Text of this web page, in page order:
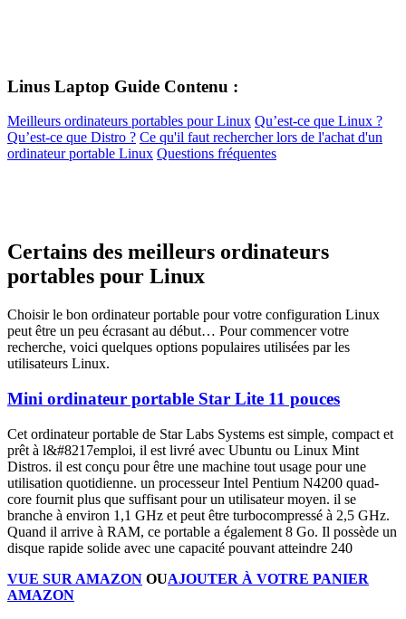
Linus Laptop Guide Contenu :
Meilleurs ordinateurs portables pour Linux Qu’est-ce que Linux ?
Qu’est-ce que Distro ? Ce qu'il faut rechercher lors de l'achat d'un
ordinateur portable Linux Questions fréquentes
Certains des meilleurs ordinateurs
portables pour Linux
Choisir le bon ordinateur portable pour votre configuration Linux
peut être un peu écrasant au début… Pour commencer votre
recherche, voici quelques options populaires utilisées par les
utilisateurs Linux.
Mini ordinateur portable Star Lite 11 pouces
Cet ordinateur portable de Star Labs Systems est simple, compact et
prêt à l&#8217emploi, il est livré avec Ubuntu ou Linux Mint
Distros. il est conçu pour être une machine tout usage pour une
utilisation quotidienne. un processeur Intel Pentium N4200 quad-
core fournit plus que suffisant pour un utilisateur moyen. il se
branche à environ 1,1 GHz et peut être turbocompressé à 2,5 GHz.
Quand il arrive à RAM, ce portable a également 8 Go. Il possède un
disque rapide solide avec une capacité pouvant atteindre 240
VUE SUR AMAZON OUAJOUTER À VOTRE PANIER
AMAZON